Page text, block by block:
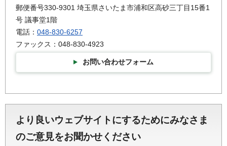
郵便番号330-9301 埼玉県さいたま市浦和区高砂三丁目15番1
号 議事堂1階
電話： 048-830-6257
ファックス：048-830-4923
お問い合わせフォーム
より良いウェブサイトにするためにみなさま
のご意見をお聞かせください